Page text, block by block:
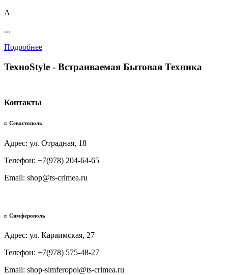
А
...
Подробнее
TexноStyle - Встраиваемая Бытовая Техника
Контакты
г. Севастополь
Адрес: ул. Отрадная, 18
Телефон: +7(978) 204-64-65
Email: shop@ts-crimea.ru
г. Симферополь
Адрес: ул. Караимская, 27
Телефон: +7(978) 575-48-27
Email: shop-simferopol@ts-crimea.ru